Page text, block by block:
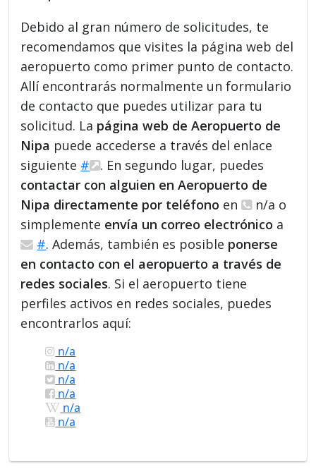
Debido al gran número de solicitudes, te
recomendamos que visites la página web del
aeropuerto como primer punto de contacto.
Allí encontrarás normalmente un formulario
de contacto que puedes utilizar para tu
solicitud. La página web de Aeropuerto de
Nipa puede accederse a través del enlace
siguiente #
. En segundo lugar, puedes
contactar con alguien en Aeropuerto de
Nipa directamente por teléfono en
n/a o
simplemente envía un correo electrónico a
#. Además, también es posible ponerse
en contacto con el aeropuerto a través de
redes sociales. Si el aeropuerto tiene
perfiles activos en redes sociales, puedes
encontrarlos aquí:
n/a
n/a
n/a
n/a
n/a
n/a